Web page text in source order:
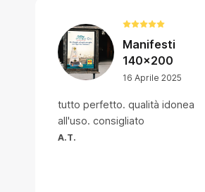
Manifesti
140x200
16 Aprile 2025
tutto perfetto. qualità idonea
all'uso. consigliato
A.T.